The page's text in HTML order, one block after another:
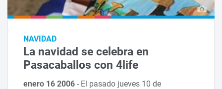
NAVIDAD
La navidad se celebra en
Pasacaballos con 4life
enero 16 2006- El pasado jueves 10 de